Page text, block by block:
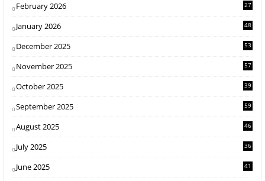
February 2026 27
January 2026 48
December 2025 53
November 2025 57
October 2025 39
September 2025 59
August 2025 46
July 2025 36
June 2025 41